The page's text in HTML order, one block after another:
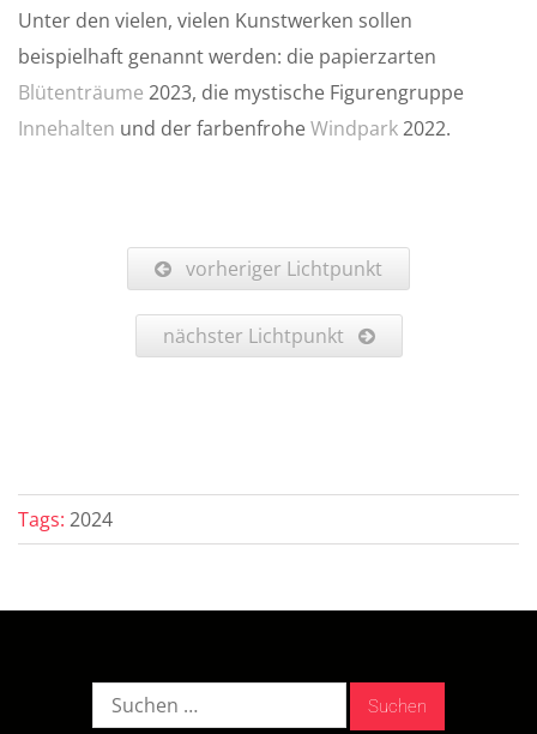
Unter den vielen, vielen Kunstwerken sollen
beispielhaft genannt werden: die papierzarten
Blütenträume 2023, die mystische Figurengruppe
Innehalten und der farbenfroheWindpark2022.
vorheriger Lichtpunkt
nächster Lichtpunkt
Tags: 2024
Suche